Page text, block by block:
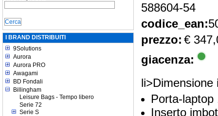
I BRAND DISTRIBUITI
9Solutions
Aurora
Aurora PRO
Awagami
BD Fondali
Billingham
Leisure Bags - Tempo libero
Serie 72
Serie S
588604-54
codice_ean:
prezzo: €
giacenza:
li>Dimensione
Porta-laptop
Inserto